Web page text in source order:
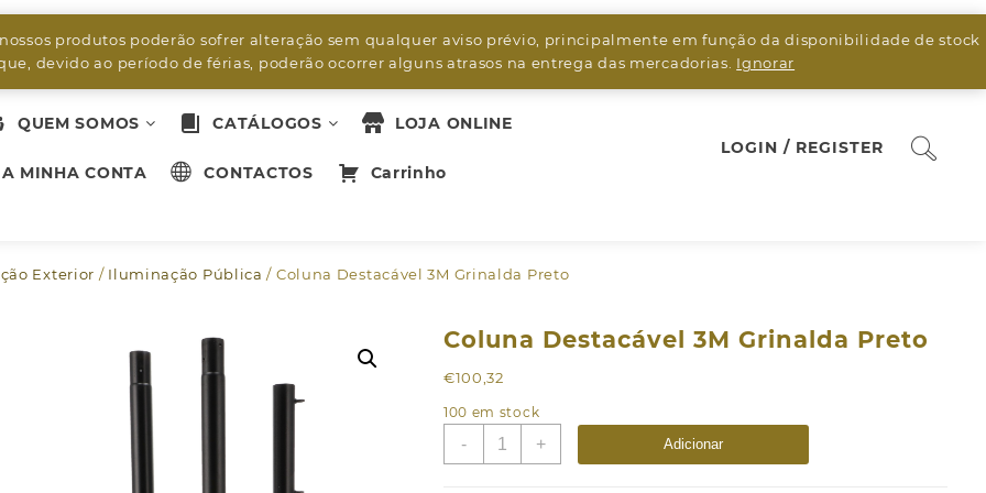
produtos poderão sofrer alteração sem qualquer aviso prévio, principalmente em função da disponibilidade de stock
devido ao período de férias, poderão ocorrer alguns atrasos na entrega das mercadorias. Ignorar
QUEM SOMOS CATÁLOGOS LOJA ONLINE
A MINHA CONTA CONTACTOS Carrinho
LOGIN / REGISTER
Exterior / Iluminação Pública / Coluna Destacável 3M Grinalda Preto
Coluna Destacável 3M Grinalda Preto
€100,32
100 em stock
-
Quantidade
+ Adicionar